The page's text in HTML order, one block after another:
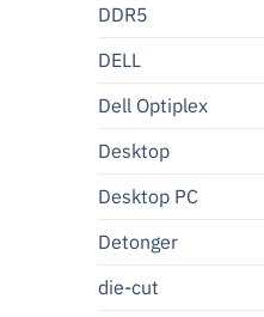
DDR5
DELL
Dell Optiplex
Desktop
Desktop PC
Detonger
die-cut